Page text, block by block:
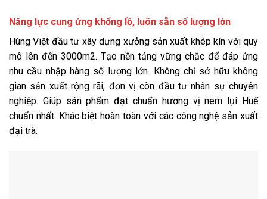
Năng lực cung ứng khổng lồ, luôn sẵn số lượng lớn
Hùng Việt đầu tư xây dựng xưởng sản xuất khép kín với quy
mô lên đến 3000m2. Tạo nền tảng vững chắc để đáp ứng
nhu cầu nhập hàng số lượng lớn. Không chỉ sở hữu không
gian sản xuất rộng rãi, đơn vị còn đầu tư nhân sự chuyên
nghiệp. Giúp sản phẩm đạt chuẩn hương vị nem lụi Huế
chuẩn nhất. Khác biệt hoàn toàn với các công nghệ sản xuất
đại trà.